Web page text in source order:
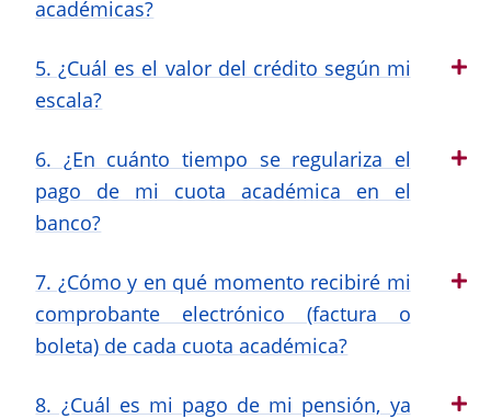
académicas?
5. ¿Cuál es el valor del crédito según mi
escala?
6. ¿En cuánto tiempo se regulariza el
pago de mi cuota académica en el
banco?
7. ¿Cómo y en qué momento recibiré mi
comprobante electrónico (factura o
boleta) de cada cuota académica?
8. ¿Cuál es mi pago de mi pensión, ya